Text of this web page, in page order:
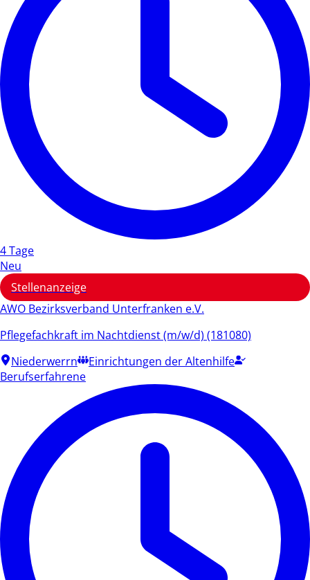
4 Tage
Neu
Stellenanzeige
AWO Bezirksverband Unterfranken e.V.
Pflegefachkraft im Nachtdienst (m/w/d) (181080)
Niederwerrn
Einrichtungen der Altenhilfe
Berufserfahrene